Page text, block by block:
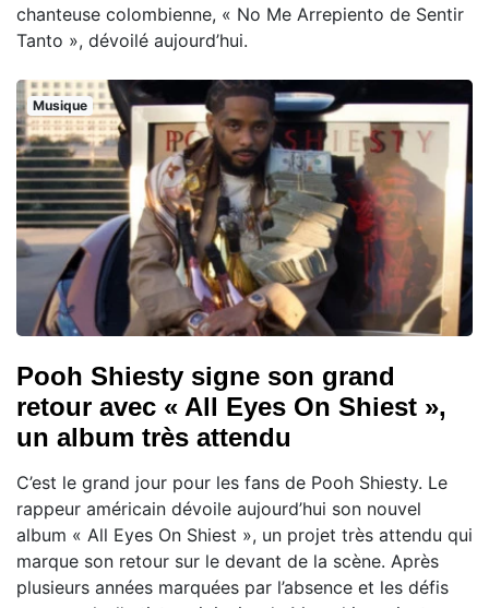
chanteuse colombienne, « No Me Arrepiento de Sentir
Tanto », dévoilé aujourd’hui.
Musique
Pooh Shiesty signe son grand
retour avec « All Eyes On Shiest »,
un album très attendu
C’est le grand jour pour les fans de Pooh Shiesty. Le
rappeur américain dévoile aujourd’hui son nouvel
album « All Eyes On Shiest », un projet très attendu qui
marque son retour sur le devant de la scène. Après
plusieurs années marquées par l’absence et les défis